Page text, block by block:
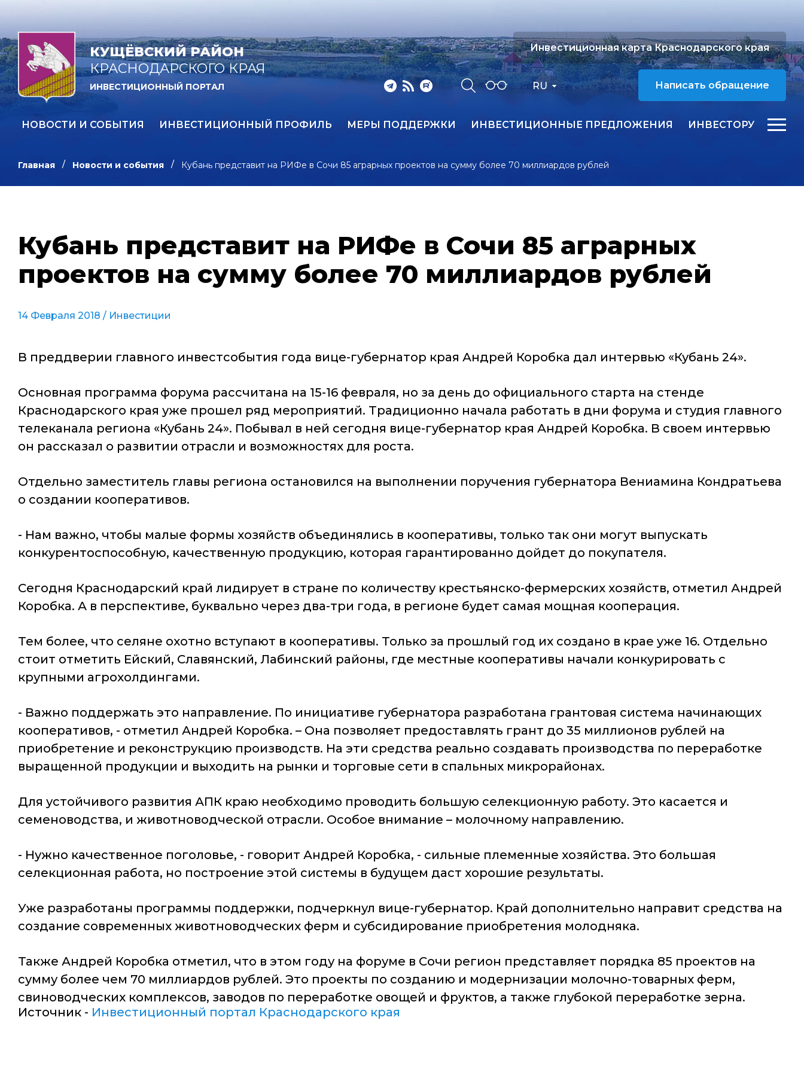
КУЩЁВСКИЙ РАЙОН
КРАСНОДАРСКОГО КРАЯ
ИНВЕСТИЦИОННЫЙ ПОРТАЛ RU
Инвестиционная карта Краснодарского края
Написать обращение
НОВОСТИ И СОБЫТИЯ ИНВЕСТИЦИОННЫЙ ПРОФИЛЬ МЕРЫ ПОДДЕРЖКИ ИНВЕСТИЦИОННЫЕ ПРЕДЛОЖЕНИЯ ИНВЕСТОРУ
Главная Новости и события Кубань представит на РИФе в Сочи 85 аграрных проектов на сумму более 70 миллиардов рублей
Кубань представит на РИФе в Сочи 85 аграрных
проектов на сумму более 70 миллиардов рублей
14 Февраля 2018 / Инвестиции
В преддверии главного инвестсобытия года вице-губернатор края Андрей Коробка дал интервью «Кубань 24».
Основная программа форума рассчитана на 15-16 февраля, но за день до официального старта на стенде
Краснодарского края уже прошел ряд мероприятий. Традиционно начала работать в дни форума и студия главного
телеканала региона «Кубань 24». Побывал в ней сегодня вице-губернатор края Андрей Коробка. В своем интервью
он рассказал о развитии отрасли и возможностях для роста.
Отдельно заместитель главы региона остановился на выполнении поручения губернатора Вениамина Кондратьева
о создании кооперативов.
- Нам важно, чтобы малые формы хозяйств объединялись в кооперативы, только так они могут выпускать
конкурентоспособную, качественную продукцию, которая гарантированно дойдет до покупателя.
Сегодня Краснодарский край лидирует в стране по количеству крестьянско-фермерских хозяйств, отметил Андрей
Коробка. А в перспективе, буквально через два-три года, в регионе будет самая мощная кооперация.
Тем более, что селяне охотно вступают в кооперативы. Только за прошлый год их создано в крае уже 16. Отдельно
стоит отметить Ейский, Славянский, Лабинский районы, где местные кооперативы начали конкурировать с
крупными агрохолдингами.
- Важно поддержать это направление. По инициативе губернатора разработана грантовая система начинающих
кооперативов, - отметил Андрей Коробка. – Она позволяет предоставлять грант до 35 миллионов рублей на
приобретение и реконструкцию производств. На эти средства реально создавать производства по переработке
выращенной продукции и выходить на рынки и торговые сети в спальных микрорайонах.
Для устойчивого развития АПК краю необходимо проводить большую селекционную работу. Это касается и
семеноводства, и животноводческой отрасли. Особое внимание – молочному направлению.
- Нужно качественное поголовье, - говорит Андрей Коробка, - сильные племенные хозяйства. Это большая
селекционная работа, но построение этой системы в будущем даст хорошие результаты.
Уже разработаны программы поддержки, подчеркнул вице-губернатор. Край дополнительно направит средства на
создание современных животноводческих ферм и субсидирование приобретения молодняка.
Также Андрей Коробка отметил, что в этом году на форуме в Сочи регион представляет порядка 85 проектов на
сумму более чем 70 миллиардов рублей. Это проекты по созданию и модернизации молочно-товарных ферм,
свиноводческих комплексов, заводов по переработке овощей и фруктов, а также глубокой переработке зерна.
Источник - Инвестиционный портал Краснодарского края